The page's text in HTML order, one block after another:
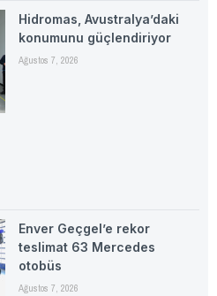
Hidromas, Avustralya’daki
konumunu güçlendiriyor
Ağustos 7, 2026
Enver Geçgel’e rekor
teslimat 63 Mercedes
otobüs
Ağustos 7, 2026